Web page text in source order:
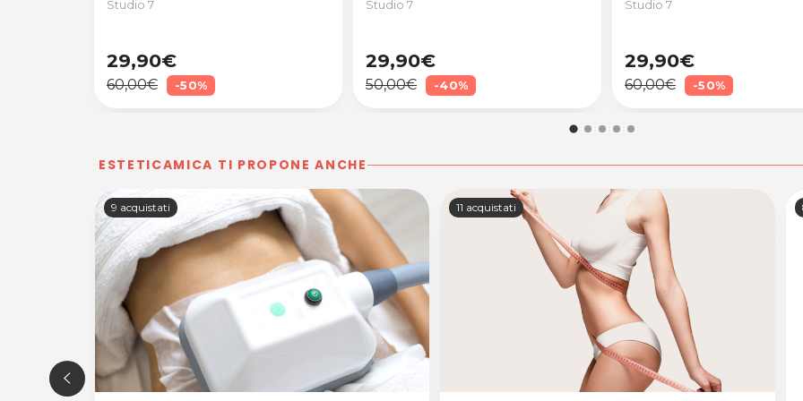
Studio 7
29,90€
60,00€ -50%
Studio 7
29,90€
50,00€ -40%
Studio 7
29,90€
60,00€ -50%
ESTETICAMICA TI PROPONE ANCHE
9 acquistati 11 acquistati